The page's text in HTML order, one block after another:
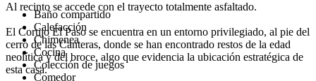
Al recinto se accede con el trayecto totalmente asfaltado.
El Cortijo El Paso se encuentra en un entorno privilegiado, al pie del
cerro de las Canteras, donde se han encontrado restos de la edad
neolítica y del broce, algo que evidencia la ubicación estratégica de
esta casa.
Baño compartido
Calefacción
Chimenea
Cocina
Colección de juegos
Comedor